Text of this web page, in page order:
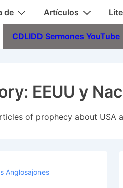
de Artículos
CDLIDD Sermones YouTube
EEUU y
of prophecy about USA
Anglosajones